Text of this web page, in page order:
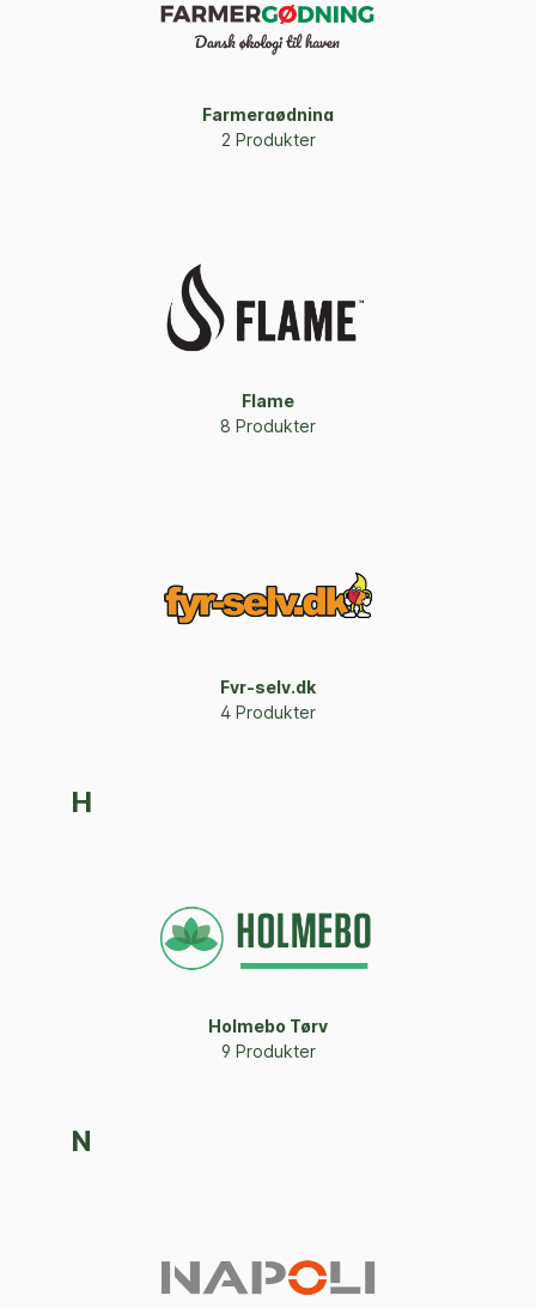
Farmergødning
2 Produkter
Flame
8 Produkter
Fyr-selv.dk
4 Produkter
H
Holmebo Tørv
9 Produkter
N